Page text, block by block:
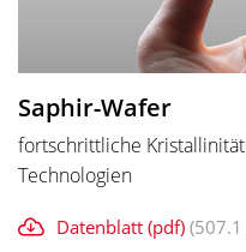
Saphir-Wafer
fortschrittliche
Technologien
Datenblatt (pdf) (507.1